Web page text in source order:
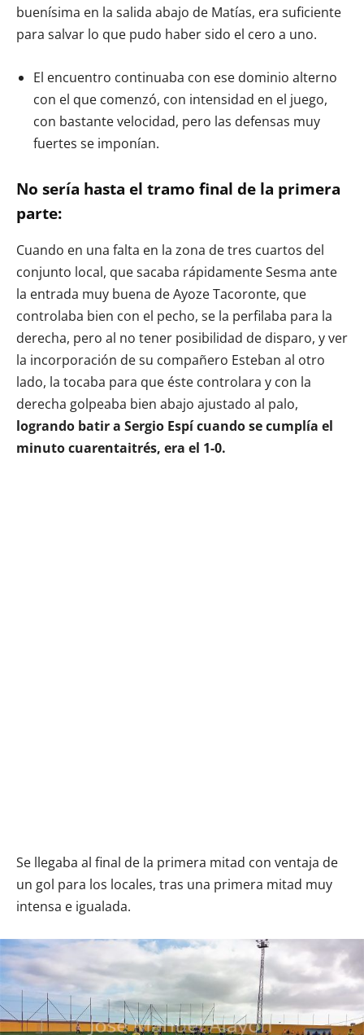
buenísima en la salida abajo de Matías, era suficiente
para salvar lo que pudo haber sido el cero a uno.
El encuentro continuaba con ese dominio alterno
con el que comenzó, con intensidad en el juego,
con bastante velocidad, pero las defensas muy
fuertes se imponían.
No sería hasta el tramo final de la primera
parte:
Cuando en una falta en la zona de tres cuartos del
conjunto local, que sacaba rápidamente Sesma ante
la entrada muy buena de Ayoze Tacoronte, que
controlaba bien con el pecho, se la perfilaba para la
derecha, pero al no tener posibilidad de disparo, y ver
la incorporación de su compañero Esteban al otro
lado, la tocaba para que éste controlara y con la
derecha golpeaba bien abajo ajustado al palo,
logrando batir a Sergio Espí cuando se cumplía el
minuto cuarentaitrés, era el 1-0.
Se llegaba al final de la primera mitad con ventaja de
un gol para los locales, tras una primera mitad muy
intensa e igualada.